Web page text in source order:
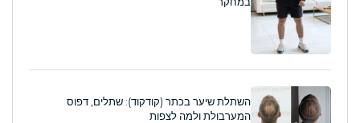
השתלת שיער בכתר (קודקוד): שתלים, דפוס
המערבולת ולמה לצפות